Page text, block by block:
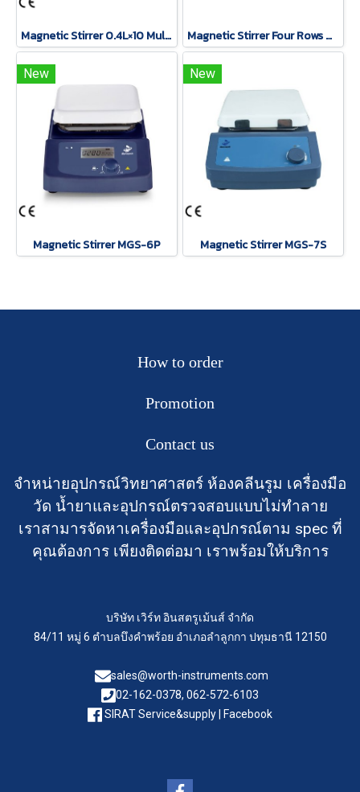
Magnetic Stirrer 0.4L×10 Multi-Position MGS-M10 Magnetic Stirrer Four Rows Multi-Position MGS-6
New
Magnetic Stirrer MGS-6P
New
Magnetic Stirrer MGS-7S
How to order
Promotion
Contact us
จำหน่ายอุปกรณ์วิทยาศาสตร์ ห้องคลีนรูม เครื่องมือ
วัด น้ำยาและอุปกรณ์ตรวจสอบแบบไม่ทำลาย
เราสามารจัดหาเครื่องมือและอุปกรณ์ตาม spec ที่
คุณต้องการ เพียงติดต่อมา เราพร้อมให้บริการ
บริษัท เวิร์ท อินสตรูเม้นส์ จำกัด
84/11 หมู่ 6 ตำบลบึงคำพร้อย อำเภอลำลูกกา ปทุมธานี 12150
sales@worth-instruments.com
02-162-0378, 062-572-6103
SIRAT Service&supply | Facebook